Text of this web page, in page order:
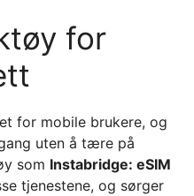
for
for mobile brukere, og
uten å tære på
som Instabridge: eSIM
tjenestene, og sørger